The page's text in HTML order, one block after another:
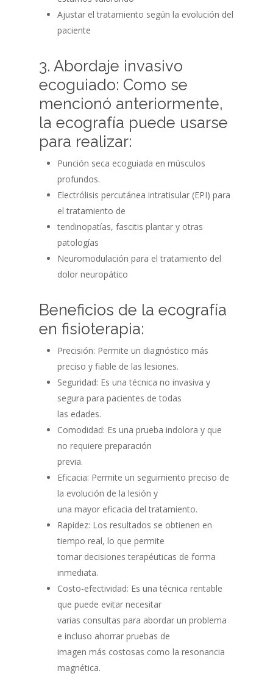
Ajustar el tratamiento según la evolución del
paciente
3. Abordaje invasivo
ecoguiado: Como se
mencionó anteriormente,
la ecografía puede usarse
para realizar:
Punción seca ecoguiada en músculos
profundos.
Electrólisis percutánea intratisular (EPI) para
el tratamiento de
tendinopatías, fascitis plantar y otras
patologías
Neuromodulación para el tratamiento del
dolor neuropático
Beneficios de la ecografía
en fisioterapia:
Precisión: Permite un diagnóstico más
preciso y fiable de las lesiones.
Seguridad: Es una técnica no invasiva y
segura para pacientes de todas
las edades.
Comodidad: Es una prueba indolora y que
no requiere preparación
previa.
Eficacia: Permite un seguimiento preciso de
la evolución de la lesión y
una mayor eficacia del tratamiento.
Rapidez: Los resultados se obtienen en
tiempo real, lo que permite
tomar decisiones terapéuticas de forma
inmediata.
Costo-efectividad: Es una técnica rentable
que puede evitar necesitar
varias consultas para abordar un problema
e incluso ahorrar pruebas de
imagen más costosas como la resonancia
magnética.